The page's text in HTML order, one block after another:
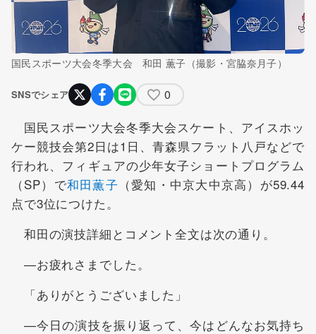
国民スポーツ大会冬季大会 和田 薫子（撮影・宮脇奈月子）
SNSでシェア 0
国民スポーツ大会冬季大会スケート、アイスホッ
ケー競技会第2日は1日、青森県フラット八戸などで
行われ、フィギュアの少年女子ショートプログラム
（SP）で和田薫子 （愛知・中京大中京高）が59.44
点で3位につけた。
和田の演技詳細とコメント全文は次の通り。
—お疲れさまでした。
「ありがとうございました」
—今日の演技を振り返って、今はどんなお気持ち